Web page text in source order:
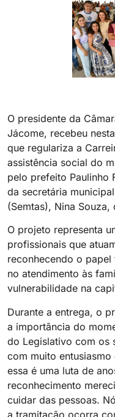
O presidente da
Jácome, recebeu
que regulariza a
assistência social do
pelo prefeito Paulinho
da secretária
(Semtas), Nina
O projeto representa
profissionais que
reconhecendo o papel
no atendimento às
vulnerabilidade na
Durante a entrega, o
a importância do
do Legislativo com os
com muito
essa é uma luta de
reconhecimento
cuidar das pessoas.
a tramitação ocorra